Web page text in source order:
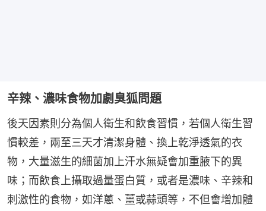
辛辣、濃味食物加劇臭狐問題
後天因素則分為個人衛生和飲食習慣，若個人衛生習
慣較差，兩至三天才清潔身體、換上乾淨透氣的衣
物，大量滋生的細菌加上汗水無疑會加重腋下的異
味；而飲食上攝取過量蛋白質，或者是濃味、辛辣和
刺激性的食物，如洋蔥、薑或蒜頭等，不但會增加體